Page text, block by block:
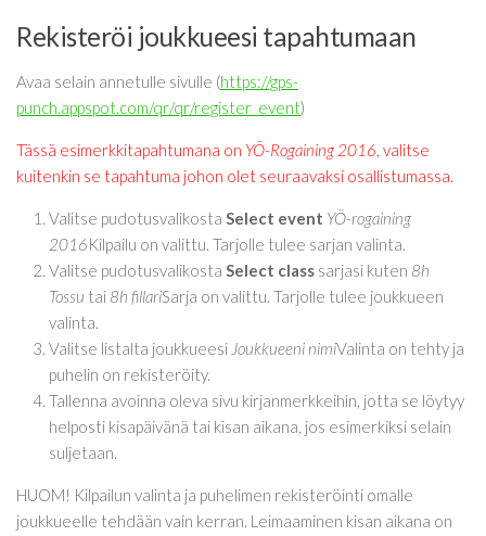
Rekisteröi joukkueesi tapahtumaan
Avaa selain annetulle sivulle (https://gps-
punch.appspot.com/qr/qr/register_event)
Tässä esimerkkitapahtumana on YÖ-Rogaining 2016, valitse
kuitenkin se tapahtuma johon olet seuraavaksi osallistumassa.
Valitse pudotusvalikosta Select event YÖ-rogaining
2016Kilpailu on valittu. Tarjolle tulee sarjan valinta.
Valitse pudotusvalikosta Select class sarjasi kuten 8h
Tossu tai8h fillariSarja on valittu. Tarjolle tulee joukkueen
valinta.
Valitse listalta joukkueesi Joukkueeni nimiValinta on tehty ja
puhelin on rekisteröity.
Tallenna avoinna oleva sivu kirjanmerkkeihin, jotta se löytyy
helposti kisapäivänä tai kisan aikana, jos esimerkiksi selain
suljetaan.
HUOM! Kilpailun valinta ja puhelimen rekisteröinti omalle
joukkueelle tehdään vain kerran. Leimaaminen kisan aikana on